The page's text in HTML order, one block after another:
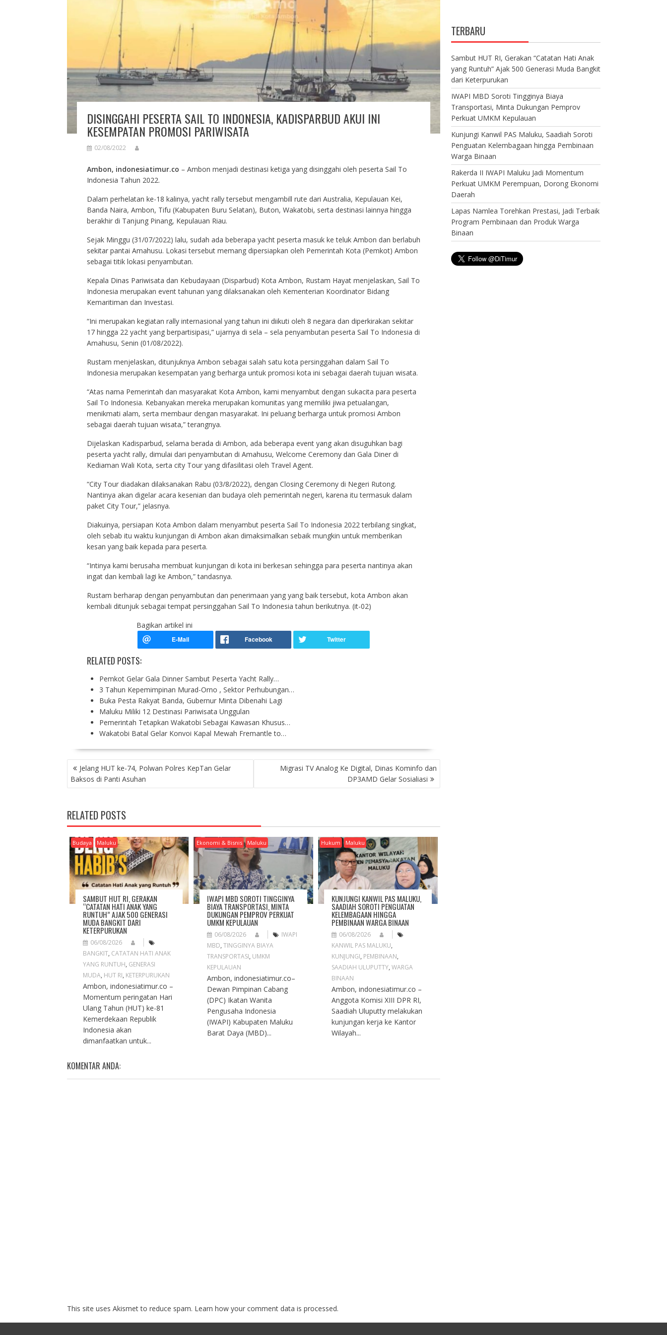
DISINGGAHI PESERTA SAIL TO INDONESIA, KADISPARBUD AKUI INI
KESEMPATAN PROMOSI PARIWISATA
02/08/2022
Ambon, indonesiatimur.co – Ambon menjadi destinasi ketiga yang disinggahi oleh peserta Sail To
Indonesia Tahun 2022.
Dalam perhelatan ke-18 kalinya, yacht rally tersebut mengambill rute dari Australia, Kepulauan Kei,
Banda Naira, Ambon, Tifu (Kabupaten Buru Selatan), Buton, Wakatobi, serta destinasi lainnya hingga
berakhir di Tanjung Pinang, Kepulauan Riau.
Sejak Minggu (31/07/2022) lalu, sudah ada beberapa yacht peserta masuk ke teluk Ambon dan berlabuh
sekitar pantai Amahusu. Lokasi tersebut memang dipersiapkan oleh Pemerintah Kota (Pemkot) Ambon
sebagai titik lokasi penyambutan.
Kepala Dinas Pariwisata dan Kebudayaan (Disparbud) Kota Ambon, Rustam Hayat menjelaskan, Sail To
Indonesia merupakan event tahunan yang dilaksanakan oleh Kementerian Koordinator Bidang
Kemaritiman dan Investasi.
“Ini merupakan kegiatan rally internasional yang tahun ini diikuti oleh 8 negara dan diperkirakan sekitar
17 hingga 22 yacht yang berpartisipasi,” ujarnya di sela – sela penyambutan peserta Sail To Indonesia di
Amahusu, Senin (01/08/2022).
Rustam menjelaskan, ditunjuknya Ambon sebagai salah satu kota persinggahan dalam Sail To
Indonesia merupakan kesempatan yang berharga untuk promosi kota ini sebagai daerah tujuan wisata.
“Atas nama Pemerintah dan masyarakat Kota Ambon, kami menyambut dengan sukacita para peserta
Sail To Indonesia. Kebanyakan mereka merupakan komunitas yang memiliki jiwa petualangan,
menikmati alam, serta membaur dengan masyarakat. Ini peluang berharga untuk promosi Ambon
sebagai daerah tujuan wisata,” terangnya.
Dijelaskan Kadisparbud, selama berada di Ambon, ada beberapa event yang akan disuguhkan bagi
peserta yacht rally, dimulai dari penyambutan di Amahusu, Welcome Ceremony dan Gala Diner di
Kediaman Wali Kota, serta city Tour yang difasilitasi oleh Travel Agent.
“City Tour diadakan dilaksanakan Rabu (03/8/2022), dengan Closing Ceremony di Negeri Rutong.
Nantinya akan digelar acara kesenian dan budaya oleh pemerintah negeri, karena itu termasuk dalam
paket City Tour,” jelasnya.
Diakuinya, persiapan Kota Ambon dalam menyambut peserta Sail To Indonesia 2022 terbilang singkat,
oleh sebab itu waktu kunjungan di Ambon akan dimaksimalkan sebaik mungkin untuk memberikan
kesan yang baik kepada para peserta.
“Intinya kami berusaha membuat kunjungan di kota ini berkesan sehingga para peserta nantinya akan
ingat dan kembali lagi ke Ambon,” tandasnya.
Rustam berharap dengan penyambutan dan penerimaan yang yang baik tersebut, kota Ambon akan
kembali ditunjuk sebagai tempat persinggahan Sail To Indonesia tahun berikutnya. (it-02)
Bagikan artikel ini
RELATED POSTS:
Pemkot Gelar Gala Dinner Sambut Peserta Yacht Rally…
3 Tahun Kepemimpinan Murad-Orno , Sektor Perhubungan…
Buka Pesta Rakyat Banda, Gubernur Minta Dibenahi Lagi
Maluku Miliki 12 Destinasi Pariwisata Unggulan
Pemerintah Tetapkan Wakatobi Sebagai Kawasan Khusus…
Wakatobi Batal Gelar Konvoi Kapal Mewah Fremantle to…
P
O
S
N
A
V
G
A
T
O
N
Jelang HUT ke-74, Polwan Polres KepTan Gelar
Baksos di Panti Asuhan
Migrasi TV Analog Ke Digital, Dinas Kominfo dan
DP3AMD Gelar Sosialiasi
RELATED POSTS
Budaya Maluku
SAMBUT HUT RI, GERAKAN
“CATATAN HATI ANAK YANG
RUNTUH” AJAK 500 GENERASI
MUDA BANGKIT DARI
KETERPURUKAN
06/08/2026
BANGKIT, CATATAN HATI ANAK
YANG RUNTUH, GENERASI
MUDA, HUT RI, KETERPURUKAN
Ambon, indonesiatimur.co –
Momentum peringatan Hari
Ulang Tahun (HUT) ke-81
Kemerdekaan Republik
Indonesia akan
dimanfaatkan untuk...
Ekonomi & Bisnis Maluku
IWAPI MBD SOROTI TINGGINYA
BIAYA TRANSPORTASI, MINTA
DUKUNGAN PEMPROV PERKUAT
UMKM KEPULAUAN
06/08/2026
IWAPI
MBD,TINGGINYA BIAYA
TRANSPORTASI, UMKM
KEPULAUAN
Ambon, indonesiatimur.co–
Dewan Pimpinan Cabang
(DPC) Ikatan Wanita
Pengusaha Indonesia
(IWAPI) Kabupaten Maluku
Barat Daya (MBD)...
Hukum Maluku
KUNJUNGI KANWIL PAS MALUKU,
SAADIAH SOROTI PENGUATAN
KELEMBAGAAN HINGGA
PEMBINAAN WARGA BINAAN
06/08/2026
KANWIL PAS MALUKU,
KUNJUNGI, PEMBINAAN,
SAADIAH ULUPUTTY,WARGA
BINAAN
Ambon, indonesiatimur.co –
Anggota Komisi XIII DPR RI,
Saadiah Uluputty melakukan
kunjungan kerja ke Kantor
Wilayah...
KOMENTAR ANDA:
This site uses Akismet to reduce spam. Learn how your comment data is processed.
TERBARU
Sambut HUT RI, Gerakan “Catatan Hati Anak
yang Runtuh” Ajak 500 Generasi Muda Bangkit
dari Keterpurukan
IWAPI MBD Soroti Tingginya Biaya
Transportasi, Minta Dukungan Pemprov
Perkuat UMKM Kepulauan
Kunjungi Kanwil PAS Maluku, Saadiah Soroti
Penguatan Kelembagaan hingga Pembinaan
Warga Binaan
Rakerda II IWAPI Maluku Jadi Momentum
Perkuat UMKM Perempuan, Dorong Ekonomi
Daerah
Lapas Namlea Torehkan Prestasi, Jadi Terbaik
Program Pembinaan dan Produk Warga
Binaan